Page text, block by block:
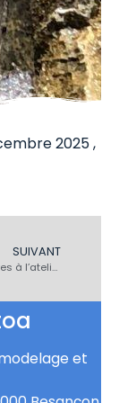
2025 ,
SUIVANT
Expos temporaires à l’atelier : Le paysage méditerranéen – 22 septembre / 31 octobre 2026 ……Le paysage hivernal – 3 novembre / 19 décembre 2026
et